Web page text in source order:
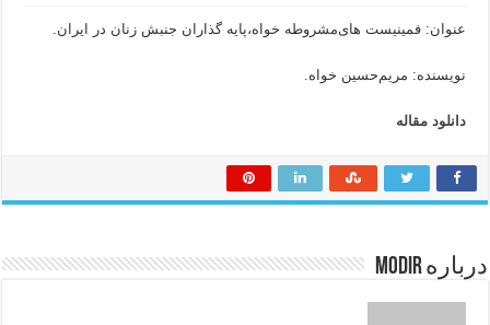
عنوان: فمینیست های‌مشروطه خواه‌،پایه گذاران‌ جنبش‌ زنان‌ در‌ ایران.
نویسنده: مریم‌حسین خواه.
دانلود مقاله
درباره modir